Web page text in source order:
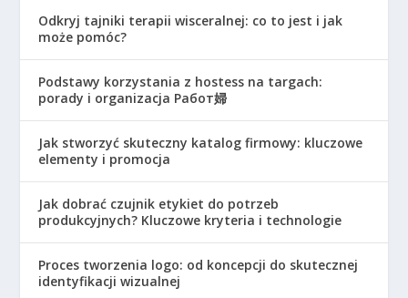
Odkryj tajniki terapii wisceralnej: co to jest i jak
może pomóc?
Podstawy korzystania z hostess na targach:
porady i organizacja Работ婦
Jak stworzyć skuteczny katalog firmowy: kluczowe
elementy i promocja
Jak dobrać czujnik etykiet do potrzeb
produkcyjnych? Kluczowe kryteria i technologie
Proces tworzenia logo: od koncepcji do skutecznej
identyfikacji wizualnej